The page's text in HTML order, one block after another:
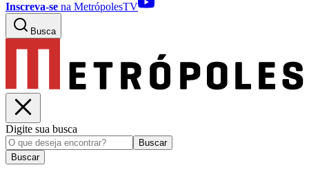
Inscreva-se na MetrópolesTV
Busca
Digite sua busca
Buscar
Buscar